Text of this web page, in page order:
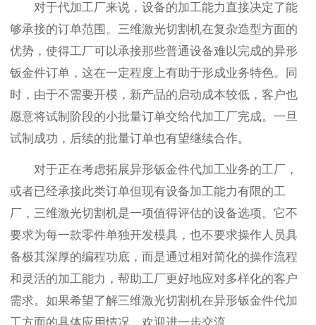
对于代加工厂来说，设备的加工能力直接决定了能
够承接的订单范围。三维激光切割机在复杂造型方面的
优势，使得工厂可以承接那些普通设备难以完成的异形
钣金件订单，这在一定程度上有助于形成业务特色。同
时，由于不需要开模，新产品的启动成本较低，客户也
愿意将试制阶段的小批量订单交给代加工厂完成。一旦
试制成功，后续的批量订单也有望继续合作。
对于正在考虑拓展异形钣金件代加工业务的工厂，
或者已经承接此类订单但现有设备加工能力有限的工
厂，三维激光切割机是一项值得评估的设备选项。它不
要求为每一款零件单独开发模具，也不要求操作人员具
备极其深厚的编程功底，而是通过相对简化的操作流程
和灵活的加工能力，帮助工厂更好地应对多样化的客户
需求。如果希望了解三维激光切割机在异形钣金件代加